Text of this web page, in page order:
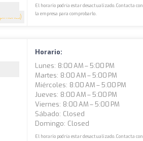
El horario podría estar desactualizado. Contacta con
la empresa para comprobarlo.
Horario:
Lunes: 8:00 AM – 5:00 PM
Martes: 8:00 AM – 5:00 PM
Miércoles: 8:00 AM – 5:00 PM
Jueves: 8:00 AM – 5:00 PM
Viernes: 8:00 AM – 5:00 PM
Sábado: Closed
Domingo: Closed
El horario podría estar desactualizado. Contacta con